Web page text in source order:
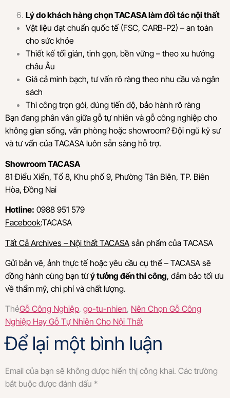
Lý do khách hàng chọn TACASA làm đối tác nội thất
Vật liệu đạt chuẩn quốc tế (FSC, CARB-P2) – an toàn
cho sức khỏe
Thiết kế tối giản, tinh gọn, bền vững – theo xu hướng
châu Âu
Giá cả minh bạch, tư vấn rõ ràng theo nhu cầu và ngân
sách
Thi công trọn gói, đúng tiến độ, bảo hành rõ ràng
Bạn đang phân vân giữa gỗ tự nhiên và gỗ công nghiệp cho
không gian sống, văn phòng hoặc showroom? Đội ngũ kỹ sư
và tư vấn của TACASA luôn sẵn sàng hỗ trợ.
Showroom TACASA
81 Điểu Xiển, Tổ 8, Khu phố 9, Phường Tân Biên, TP. Biên
Hòa, Đồng Nai
Hotline: 0988 951 579
Facebook:TACASA
Tất Cả Archives – Nội thất TACASA sản phẩm của TACASA
Gửi bản vẽ, ảnh thực tế hoặc yêu cầu cụ thể – TACASA sẽ
đồng hành cùng bạn từý tưởng đến thi công, đảm bảo tối ưu
về thẩm mỹ, chi phí và chất lượng.
ThẻGỗ Công Nghiệp, go-tu-nhien, Nên Chọn Gỗ Công
Nghiệp Hay Gỗ Tự Nhiên Cho Nội Thất
Để lại một bình luận
Email của bạn sẽ không được hiển thị công khai. Các trường
bắt buộc được đánh dấu *